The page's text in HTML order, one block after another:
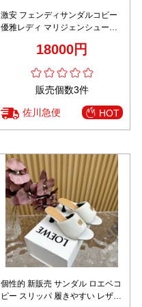
激安 フェンディサンダルコピー
優雅レディ マリジェンシューズ
18000円
販売個数3件
佐川急便 HOT
個性的 新販売 サンダル ロエベコ
ピー スリッパ 履きやすい レザー